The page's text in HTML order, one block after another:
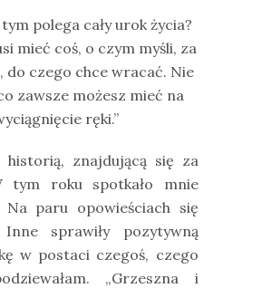
polega cały urok życia?
mieć coś, o czym myśli, za
do czego chce wracać. Nie
zawsze możesz mieć na
ręki.”
historią, znajdującą się za
tym roku spotkało mnie
Na paru opowieściach się
Inne sprawiły pozytywną
w postaci czegoś, czego
„Grzeszna i